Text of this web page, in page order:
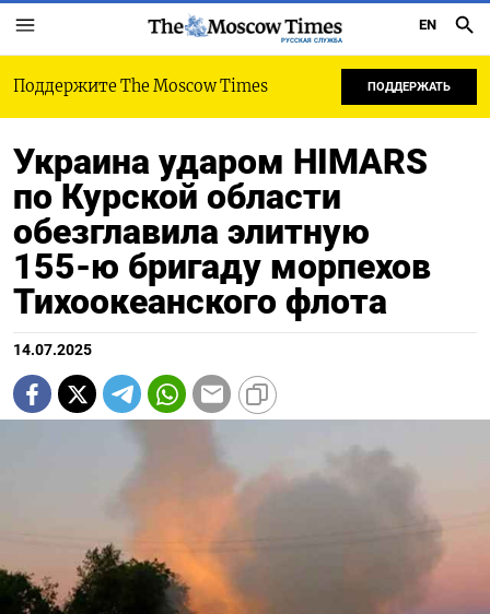
РУССКАЯ СЛУЖБА
EN
Поддержите The Moscow Times ПОДДЕРЖАТЬ
Украина ударом HIMARS
по Курской области
обезглавила элитную
155‑ю бригаду морпехов
Тихоокеанского флота
14.07.2025